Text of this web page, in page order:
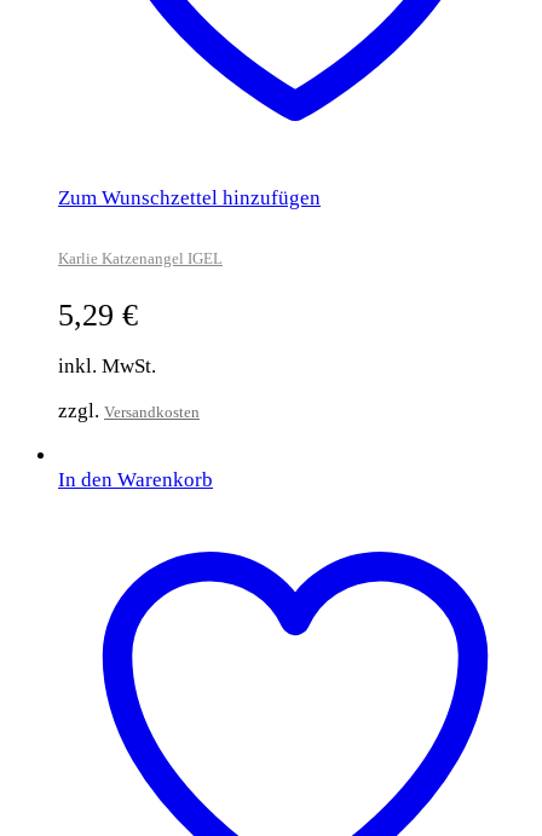
Zum Wunschzettel hinzufügen
Karlie Katzenangel IGEL
5,29 €
inkl. MwSt.
zzgl. Versandkosten
In den Warenkorb